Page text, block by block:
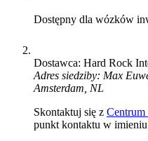
Dostępny dla wózków
Dostawca: Hard Rock
Adres siedziby: Max
Amsterdam, NL
Skontaktuj się z Centrum
punkt kontaktu w